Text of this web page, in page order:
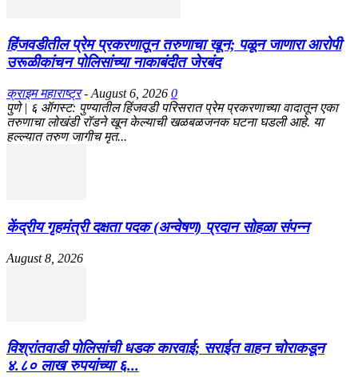
हिंजवडीतील प्रेम प्रकरणातून तरुणाचा खून; पळून जाणारा आरोपी
उरूळीकांचन पोलिसांच्या नाकाबंदीत जेरबंद
क्राइम महाराष्ट्र - August 6, 2026 0
​पुणे | ६ ऑगस्ट: पुण्यातील हिंजवडी परिसरात प्रेम प्रकरणाच्या वादातून एका
तरुणाचा लोखंडी रॉडने खून केल्याची खळबळजनक घटना घडली आहे. या
हल्ल्यात तरुण जागीच मृत...
केंद्रीय गृहमंत्री दक्षता पदक (अन्वेषण) प्रदान सोहळा संपन्न
August 8, 2026
विश्रांतवाडी पोलिसांची धडक कारवाई; सराईत वाहन चोराकडून
४.८० लाख रुपयांच्या ६...